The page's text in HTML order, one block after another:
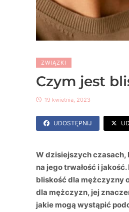
ZWIĄZKI
Czym jest
19 kwietnia, 2023
UDOSTĘPNIJ
W dzisiejszych czasach,
na jego trwałość i
bliskość dla mężczyzny
dla mężczyzn, jej
jakie mogą wystąpić